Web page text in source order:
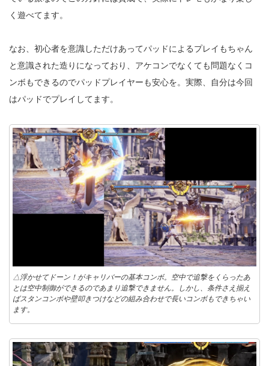
く遊べてます。
なお、初心者を意識しただけあってパッドによるプレイもちゃん
と意識された造りになっており、アケコンでなくても問題なくコ
ンボもできるのでパッドプレイヤーも安心を。実際、自分は今回
はパッドでプレイしてます。
△浮かせてドーン！がキャリバーの基本コンボ。空中で追撃をくらったあ
とは空中制御ができるのであまり追撃できません。しかし、条件さえ揃え
ばスタンコンボや壁叩きつけなどの組み合わせで長いコンボもできちゃい
ます。